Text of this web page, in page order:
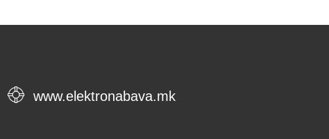
www.elektronabava.mk